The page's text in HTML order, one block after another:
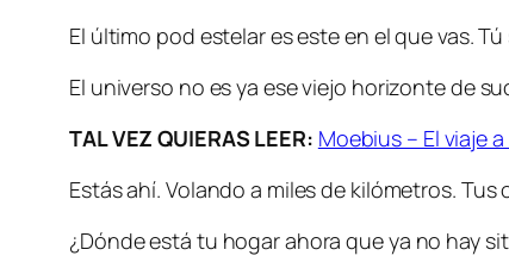
El último pod estelar es este en el que vas.
El universo no es ya ese viejo horizonte de
TAL VEZ QUIERAS LEER: Moebius – El viaje
Estás ahí. Volando a miles de kilómetros.
¿Dónde está tu hogar ahora que ya no hay